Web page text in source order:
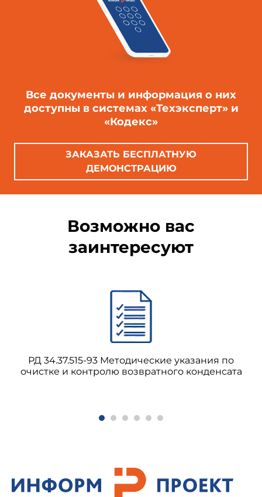
Все документы и информация о них
доступны в системах «Техэксперт» и
«Кодекс»
ЗАКАЗАТЬ БЕСПЛАТНУЮ
ДЕМОНСТРАЦИЮ
Возможно вас
заинтересуют
РД 34.37.515-93 Методические указания по
очистке и контролю возвратного конденсата